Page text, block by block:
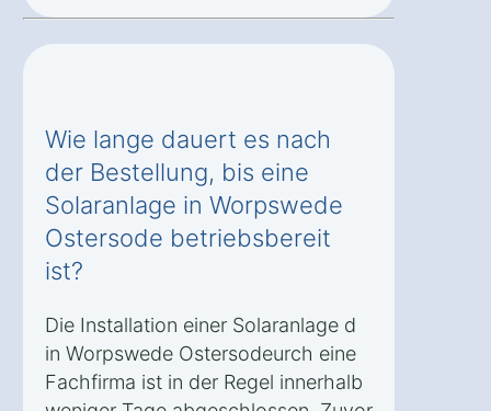
Wie lange dauert es nach
der Bestellung, bis eine
Solaranlage in Worpswede
Ostersode betriebsbereit
ist?
Die Installation einer Solaranlage d
in Worpswede Ostersodeurch eine
Fachfirma ist in der Regel innerhalb